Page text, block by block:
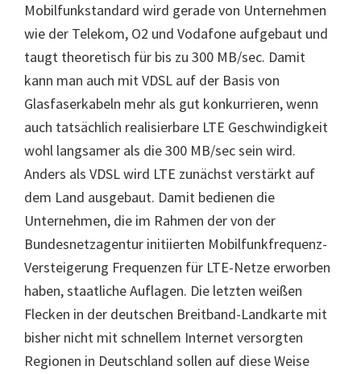
Mobilfunkstandard wird gerade von Unternehmen
wie der Telekom, O2 und Vodafone aufgebaut und
taugt theoretisch für bis zu 300 MB/sec. Damit
kann man auch mit VDSL auf der Basis von
Glasfaserkabeln mehr als gut konkurrieren, wenn
auch tatsächlich realisierbare LTE Geschwindigkeit
wohl langsamer als die 300 MB/sec sein wird.
Anders als VDSL wird LTE zunächst verstärkt auf
dem Land ausgebaut. Damit bedienen die
Unternehmen, die im Rahmen der von der
Bundesnetzagentur initiierten Mobilfunkfrequenz-
Versteigerung Frequenzen für LTE-Netze erworben
haben, staatliche Auflagen. Die letzten weißen
Flecken in der deutschen Breitband-Landkarte mit
bisher nicht mit schnellem Internet versorgten
Regionen in Deutschland sollen auf diese Weise